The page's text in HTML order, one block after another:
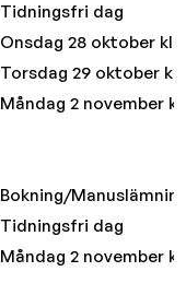
Tidningsfri dag
Onsdag 28 oktober kl.
Torsdag 29 oktober kl.
Måndag 2 november kl.
Bokning/
Tidningsfri dag
Måndag 2 november kl.